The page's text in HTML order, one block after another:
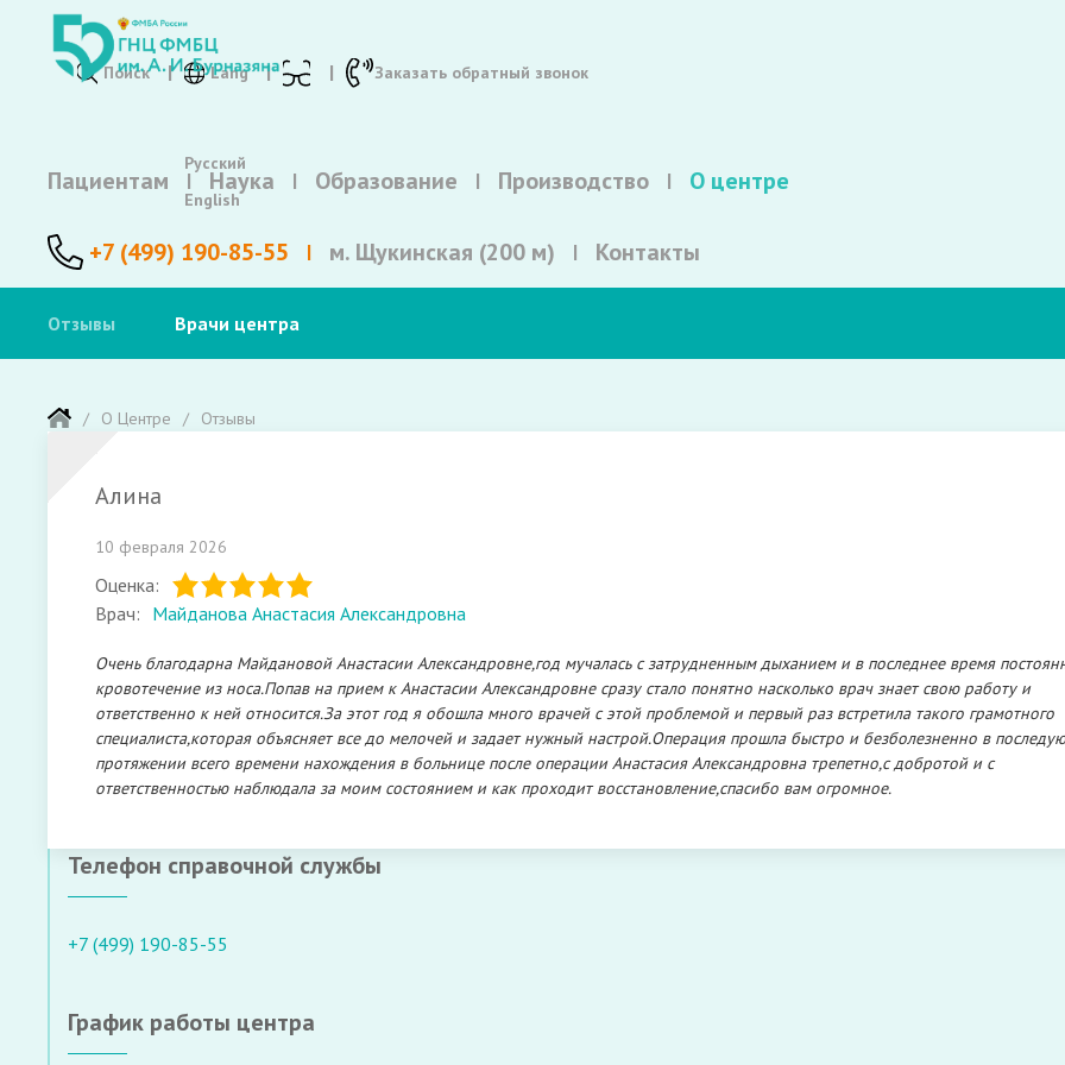
Поиск Lang
Русский
English
Заказать обратный звонок
Пациентам Наука Образование Производство О центре
+7 (499) 190-85-55 м. Щукинская (200 м) Контакты
Отзывы Врачи центра
О Центре Отзывы
Алина
10 февраля 2026
Оценка:
Врач: Майданова Анастасия Александровна
Очень благодарна Майдановой Анастасии Александровне,год мучалась с затрудненным дыханием и в последнее время
кровотечение из носа.Попав на прием к Анастасии Александровне сразу стало понятно насколько врач знает свою работу и
ответственно к ней относится.За этот год я обошла много врачей с этой проблемой и первый раз встретила такого грамотного
специалиста,которая объясняет все до мелочей и задает нужный настрой.Операция прошла быстро и безболезненно в
протяжении всего времени нахождения в больнице после операции Анастасия Александровна трепетно,с добротой и с
ответственностью наблюдала за моим состоянием и как проходит восстановление,спасибо вам огромное.
Телефон справочной службы
+7 (499) 190-85-55
График работы центра